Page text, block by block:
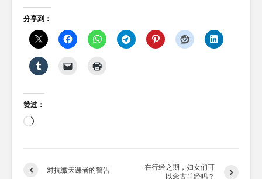
分享到：
赞过：
正
对抗缴天课者的警告
在行经之期，妇女们可
以念古兰经吗？